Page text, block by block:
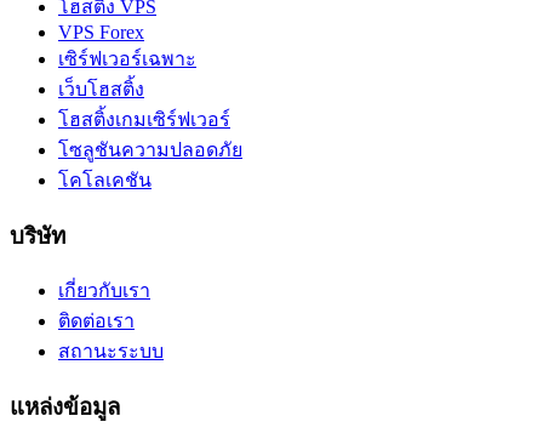
โฮสติ้ง VPS
VPS Forex
เซิร์ฟเวอร์เฉพาะ
เว็บโฮสติ้ง
โฮสติ้งเกมเซิร์ฟเวอร์
โซลูชันความปลอดภัย
โคโลเคชัน
บริษัท
เกี่ยวกับเรา
ติดต่อเรา
สถานะระบบ
แหล่งข้อมูล